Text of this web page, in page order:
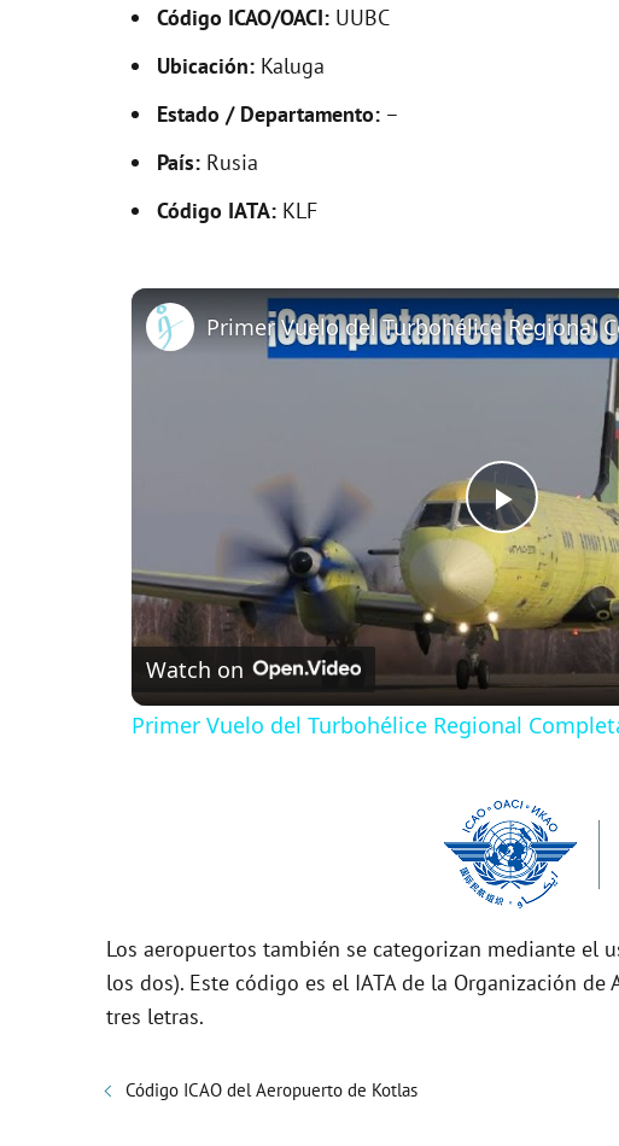
Código ICAO/OACI: UUBC
Ubicación: Kaluga
Estado / Departamento: –
País: Rusia
Código IATA: KLF
P
l
a
V
i
d
Watch on
Primer Vuelo del Turbohélice Regional
Los aeropuertos también se categorizan mediante el
los dos). Este código es el IATA de la Organización
tres letras.
Código ICAO del Aeropuerto de Kotlas